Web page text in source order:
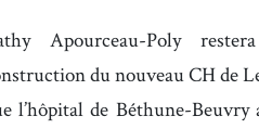
Apourceau-Poly
du nouveau CH de
l’hôpital de Béthune-Beuvry